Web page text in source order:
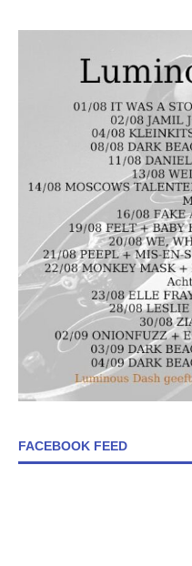
FACEBOOK FEED